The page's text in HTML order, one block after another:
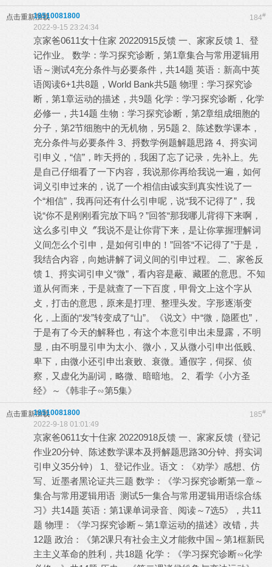
点击重新加载 184#
18510081800
2022-9-15 23:24:34
京家爸0611女十住家 20220915反馈 一、家家反馈 1、登
记作业。 数学：学习探究诊断，第1章集合与常用逻辑用
语～测试4充分条件与必要条件，共14题 英语：新高中英
语阅读6+1共8题，World Bank共5题 物理：学习探究诊
断，第1章运动的描述，共9题 化学：学习探究诊断，化学
必修一，共14题 生物：学习探究诊断，第2章组成细胞的
分子，第2节细胞中的无机物，另5题 2、陈述数学课本，
充分条件与必要条件 3、捋数学例题解题思路 4、捋实词
引申义，“信”，昨天捋的，我困了忘了记录，先补上。先
是自己仔细看了一下内容，我说那你再给我说一遍，如何
词义引申过来的，说了一个相信由诚实到真实性说了一
个“相信”，我再问还有什么引申呢，说“我不记得了”，我
说“你不是刚刚看完放下吗？”回答“那我哪儿背得下来啊，
这么多引申义〞我说不是让你背下来，是让你掌握理解词
义间怎么个引申，是如何引申的！”回答“不记得了”于是，
我结合内容，向她讲解了词义间的引申过程。 二、家爸反
馈 1、捋实词引申义“微”，看内容是蔽、藏匿的意思。不知
道从何而来，于是就查了一下百度，甲骨文上这个字从
攴，打击的意思，原来是打理、整理头发。字形逐渐变
化，上面的“发”转变成了“山”。《说文》中“微，隐匿也”，
于是有了今天的解释也，有这个本意引申出未显露，不明
显，由不明显引申为太小、微小，又从微小引申出低贱、
卑下，由微小还引申出衰败、衰微。通假字，伺探、侦
察，又虚化为副词，略微、暗暗地。 2、看学《小方圣
经》～《韩非子∽第5集》
点击重新加载 185#
18510081800
2022-9-18 01:01:49
京家爸0611女十住家 20220918反馈 一、家家反馈（登记
作业20分钟、陈述数学课本及捋解题思路30分钟、捋实词
引申义35分钟） 1、登记作业。语文：《劝学》感想、仿
写、近墨者黑论证共三题 数学：《学习探究诊断第一章～
集合与常用逻辑用语 测试5一集合与常用逻辑用语综合练
习》共14题 英语：第1课单词录音、阅读～7选5》，共11
题 物理：《学习探究诊断～第1章运动的描述》改错，共
12题 政治：《第2课只有社会主义才能救中国～第1框新民
主主义革命的胜利，共18题 化学：《学习探究诊断∽化学